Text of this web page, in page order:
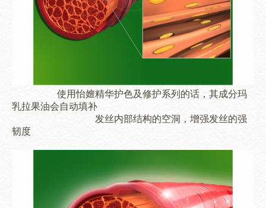
使用怡嬗精华护色及修护系列的话，其成分玛
乳拉果油会自动填补
发丝内部结构的空洞，增强发丝的强
韧度